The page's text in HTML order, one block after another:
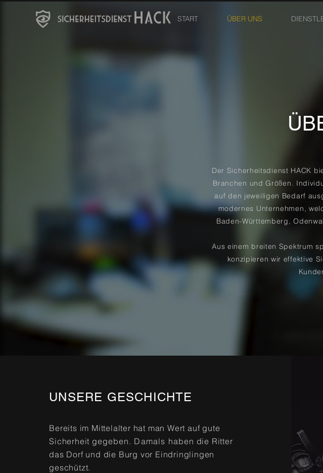
START ÜBER UNS
Der Sicherheitsdienst HACK
Branchen und Größen.
auf den jeweiligen Bedarf
modernes Unternehmen,
Baden-Württemberg,
Aus einem breiten Spektrum
konzipieren wir effektive
UNSERE GESCHICHTE
Bereits im Mittelalter hat man Wert auf gute
Sicherheit gegeben. Damals haben die Ritter
das Dorf und die Burg vor Eindringlingen
geschützt.